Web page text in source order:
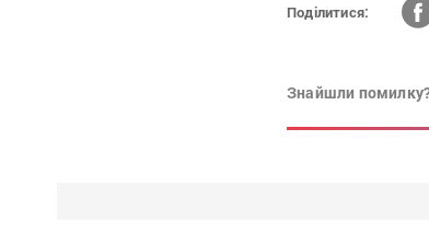
Поділитися:
Знайшли помилку?